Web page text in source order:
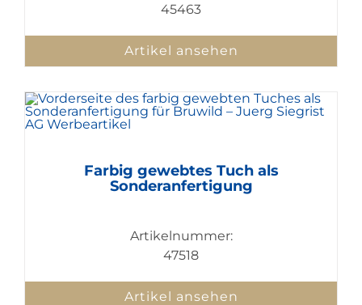
45463
Artikel ansehen
Farbig gewebtes Tuch als
Sonderanfertigung
Artikelnummer:
47518
Artikel ansehen